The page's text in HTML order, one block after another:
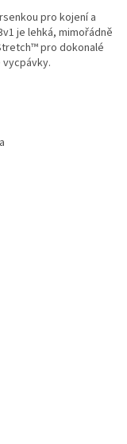
pro kojení a
je lehká, mimořádně
pro dokonalé